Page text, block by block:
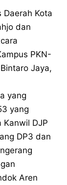
Kota
dan
PKN-
Jaya,
yang
yang
DJP
DP3 dan
Aren